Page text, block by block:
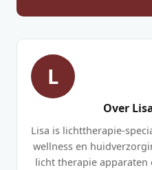
L
Over
Lisa is lichttherapie-
wellness en
licht therapie apparaten